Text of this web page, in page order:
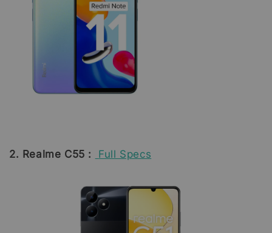
2. Realme C55 : Full Specs